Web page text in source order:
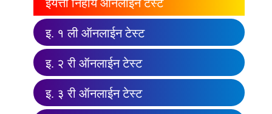
इयत्ता निहाय ऑनलाईन टेस्ट
इ. १ ली ऑनलाईन टेस्ट
इ. २ री ऑनलाईन टेस्ट
इ. ३ री ऑनलाईन टेस्ट